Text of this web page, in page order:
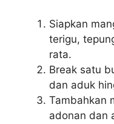
Siapkan
terigu,
rata.
Break satu
dan aduk
Tambahkan
adonan dan